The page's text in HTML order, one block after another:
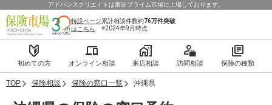
アドバンスクリエイトは東証プライム市場に上場しております。
特設ページ
はこちら
累計相談件数約76万件突破
※2024年9月時点
初めての方 オンライン相談 来店相談 訪問相談 保険の種類
TOP 保険相談 保険の窓口一覧 沖縄県